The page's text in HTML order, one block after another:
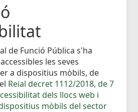
de Funció Pública s'ha
les seves
a dispositius mòbils, de
Reial decret 1112/2018, de 7
dels llocs web i
mòbils del sector